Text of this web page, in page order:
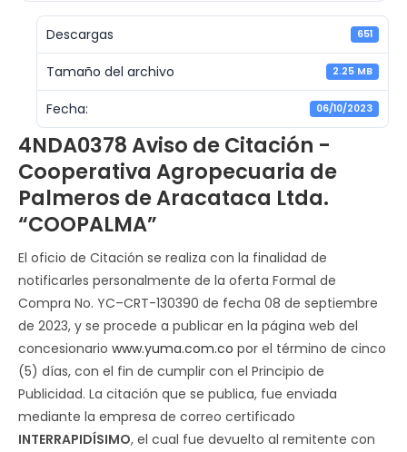
Descargas 651
Tamaño del archivo 2.25 MB
Fecha: 06/10/2023
4NDA0378 Aviso de Citación -
Cooperativa Agropecuaria de
Palmeros de Aracataca Ltda.
“COOPALMA”
El oficio de Citación se realiza con la finalidad de
notificarles personalmente de la oferta Formal de
Compra No. YC–CRT-130390 de fecha 08 de septiembre
de 2023, y se procede a publicar en la página web del
concesionario www.yuma.com.co por el término de cinco
(5) días, con el fin de cumplir con el Principio de
Publicidad. La citación que se publica, fue enviada
mediante la empresa de correo certificado
INTERRAPIDÍSIMO, el cual fue devuelto al remitente con